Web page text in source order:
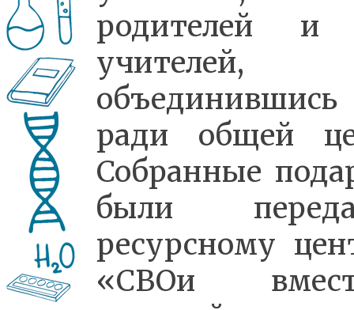
родителей и
учителей,
объединившись
ради общей
Собранные
были
ресурсному
«СВОи